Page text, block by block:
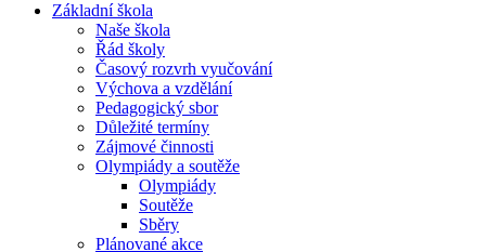
Základní škola
Naše škola
Řád školy
Časový rozvrh vyučování
Výchova a vzdělání
Pedagogický sbor
Důležité termíny
Zájmové činnosti
Olympiády a soutěže
Olympiády
Soutěže
Sběry
Plánované akce